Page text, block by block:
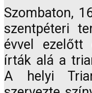
Szombaton,
szentpéteri
évvel ezelőtt
írták alá a
A helyi